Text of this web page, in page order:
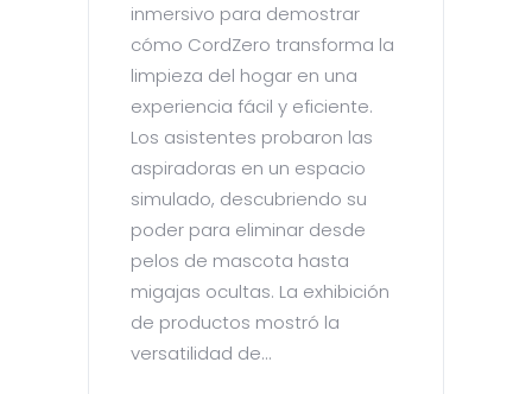
inmersivo para demostrar
cómo CordZero transforma la
limpieza del hogar en una
experiencia fácil y eficiente.
Los asistentes probaron las
aspiradoras en un espacio
simulado, descubriendo su
poder para eliminar desde
pelos de mascota hasta
migajas ocultas. La exhibición
de productos mostró la
versatilidad de...